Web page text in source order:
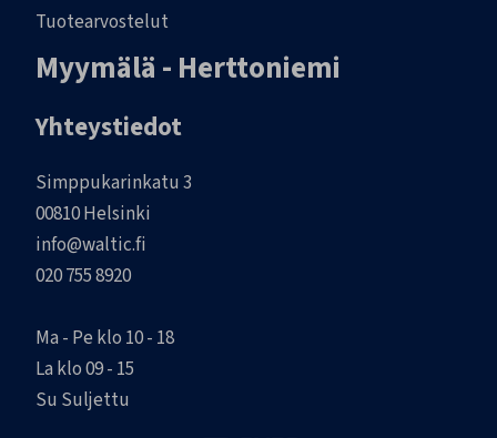
Tuotearvostelut
Myymälä - Herttoniemi
Yhteystiedot
Simppukarinkatu 3
00810 Helsinki
info@waltic.fi
020 755 8920
Ma - Pe klo 10 - 18
La klo 09 - 15
Su Suljettu